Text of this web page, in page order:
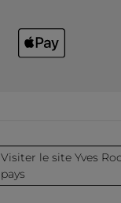
Visiter le site Yves
pays